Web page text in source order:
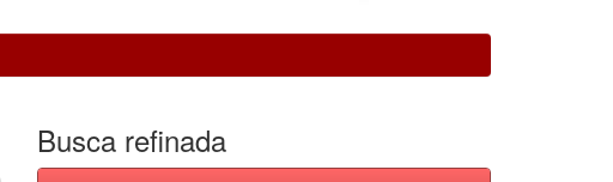
Busca refinada